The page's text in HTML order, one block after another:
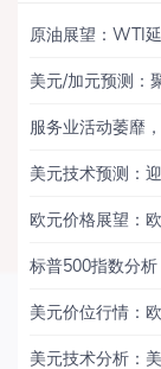
原油展望：WTI
美元/加元预测：
服务业活动萎靡
美元技术预测：
欧元价格展望：
标普500指数分
美元技术分析：